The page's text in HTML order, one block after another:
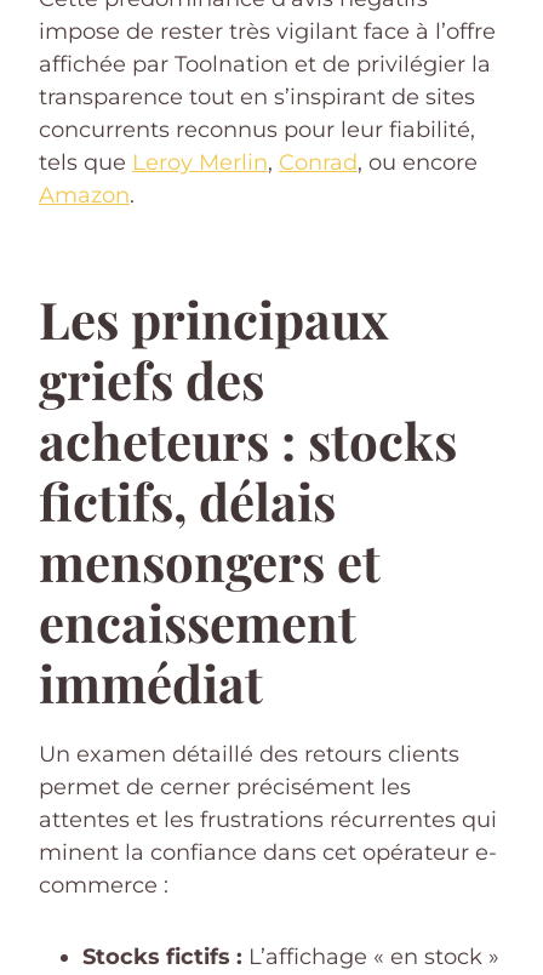
impose de rester très vigilant face à l’offre
affichée par Toolnation et de privilégier la
transparence tout en s’inspirant de sites
concurrents reconnus pour leur fiabilité,
tels que Leroy Merlin, Conrad, ou encore
Amazon.
Les principaux
griefs des
acheteurs : stocks
fictifs, délais
mensongers et
encaissement
immédiat
Un examen détaillé des retours clients
permet de cerner précisément les
attentes et les frustrations récurrentes qui
minent la confiance dans cet opérateur e-
commerce :
Stocks fictifs : L’affichage « en stock »